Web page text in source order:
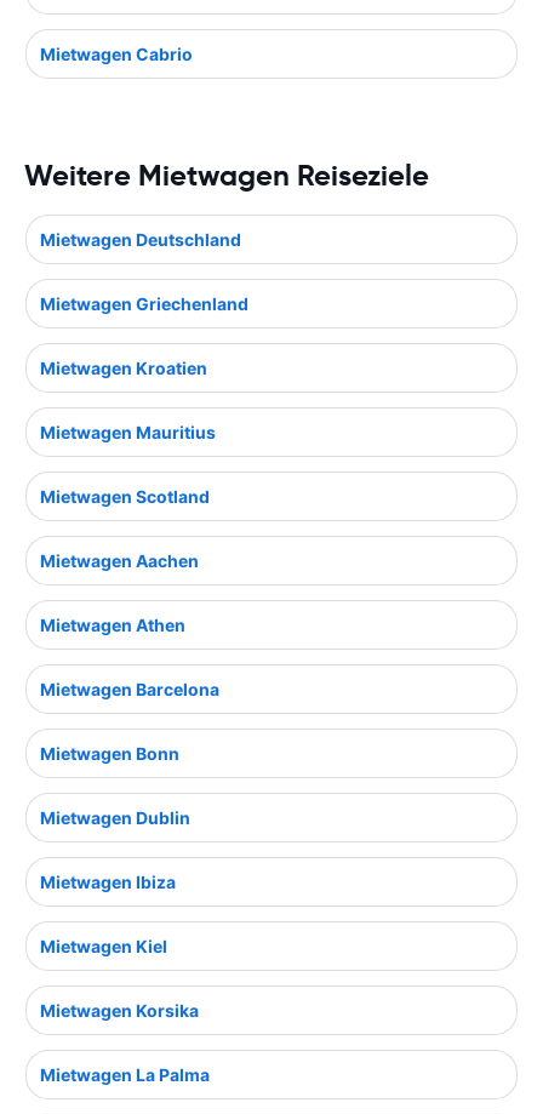
Mietwagen Cabrio
Weitere Mietwagen Reiseziele
Mietwagen Deutschland
Mietwagen Griechenland
Mietwagen Kroatien
Mietwagen Mauritius
Mietwagen Scotland
Mietwagen Aachen
Mietwagen Athen
Mietwagen Barcelona
Mietwagen Bonn
Mietwagen Dublin
Mietwagen Ibiza
Mietwagen Kiel
Mietwagen Korsika
Mietwagen La Palma